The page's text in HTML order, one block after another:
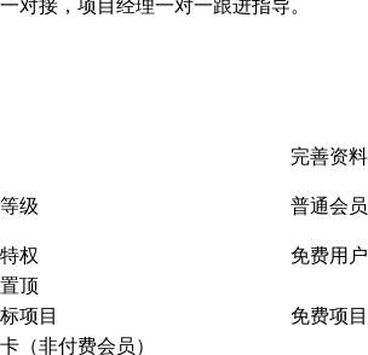
对接，项目经理一对一跟进指导。
完善资料
级 普通会员
权 免费用户
顶
项目
免费项目
（非付费会员）